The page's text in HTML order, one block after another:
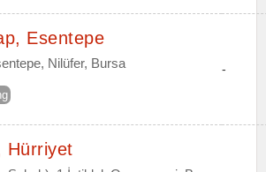
Esentepe
Nilüfer, Bursa -
Hürriyet